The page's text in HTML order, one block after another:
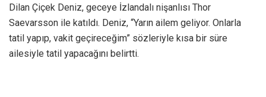
Dilan Çiçek Deniz, geceye İzlandalı nişanlısı Thor
Saevarsson ile katıldı. Deniz, “Yarın ailem geliyor. Onlarla
tatil yapıp, vakit geçireceğim” sözleriyle kısa bir süre
ailesiyle tatil yapacağını belirtti.